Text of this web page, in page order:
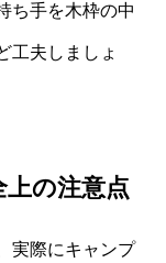
ち手を木枠の中
工夫しましょ
の注意点
実際にキャンプ